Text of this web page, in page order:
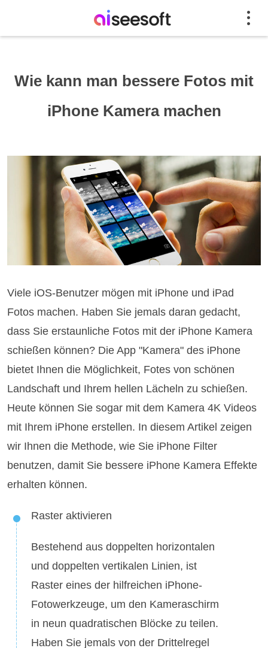
Wie kann man bessere Fotos mit
iPhone Kamera machen
Viele iOS-Benutzer mögen mit iPhone und iPad
Fotos machen. Haben Sie jemals daran gedacht,
dass Sie erstaunliche Fotos mit der iPhone Kamera
schießen können? Die App "Kamera" des iPhone
bietet Ihnen die Möglichkeit, Fotes von schönen
Landschaft und Ihrem hellen Lächeln zu schießen.
Heute können Sie sogar mit dem Kamera 4K Videos
mit Ihrem iPhone erstellen. In diesem Artikel zeigen
wir Ihnen die Methode, wie Sie iPhone Filter
benutzen, damit Sie bessere iPhone Kamera Effekte
erhalten können.
Raster aktivieren
Bestehend aus doppelten horizontalen
und doppelten vertikalen Linien, ist
Raster eines der hilfreichen iPhone-
Fotowerkzeuge, um den Kameraschirm
in neun quadratischen Blöcke zu teilen.
Haben Sie jemals von der Drittelregel